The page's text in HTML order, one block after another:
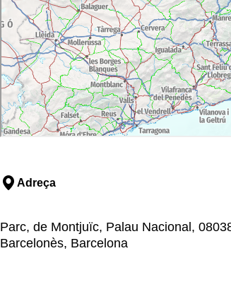
Adreça
Parc, de Montjuïc, Palau Nacional,
Barcelonès, Barcelona